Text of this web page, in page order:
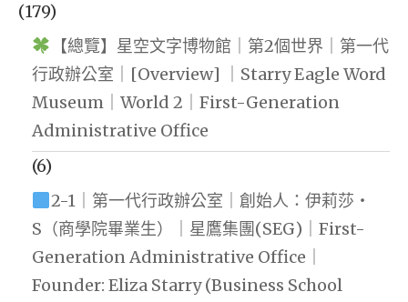
(179)
【總覽】星空文字博物館｜第2個世界｜第一代
行政辦公室｜[Overview] ｜Starry Eagle Word
Museum｜World 2｜First-Generation
Administrative Office
(6)
2-1｜第一代行政辦公室｜創始人：伊莉莎・
S（商學院畢業生）｜星鷹集團(SEG)｜First-
Generation Administrative Office｜
Founder: Eliza Starry (Business School